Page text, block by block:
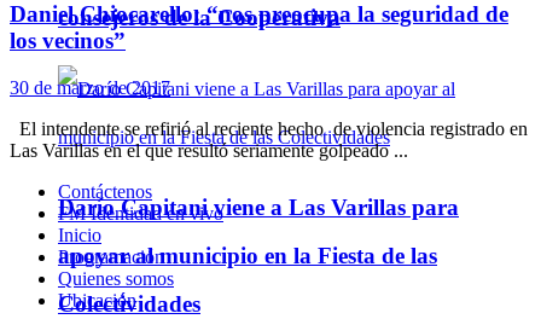
consejeros de la Cooperativa
Darío Capitani viene a Las Varillas para
apoyar al municipio en la Fiesta de las
Colectividades
Daniel Chiocarello: “nos preocupa la seguridad de
los vecinos”
30 de marzo de 2017
El intendente se refirió al reciente hecho de violencia registrado en
Las Varillas en el que resultó seriamente golpeado ...
Contáctenos
FM Identidad en vivo
Inicio
Programación
Quienes somos
Ubicación